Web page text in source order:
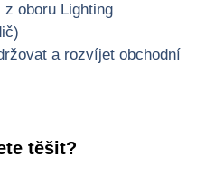
oboru Lighting
a rozvíjet obchodní
těšit?